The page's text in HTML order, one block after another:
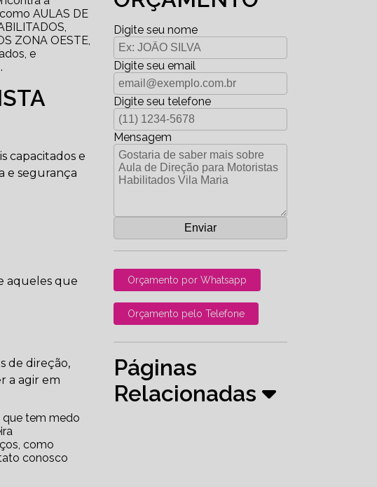
AULAS DE
ZONA OESTE,
e
capacitados e
e segurança
aqueles que
de direção,
a agir em
que tem medo
como
conosco
Digite seu nome
Digite seu email
Digite seu telefone
Mensagem
Orçamento por Whatsapp
Orçamento pelo Telefone
Páginas
Relacionadas